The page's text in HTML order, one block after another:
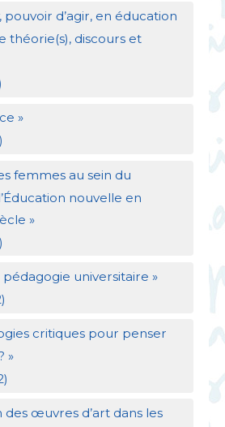
pouvoir d’agir, en éducation
théorie(s), discours et
»
femmes au sein du
nouvelle en
»
universitaire »
critiques pour penser
»
des œuvres d’art dans les